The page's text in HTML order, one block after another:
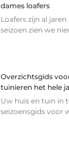
dames loafers
Loafers zijn al
seizoen zien we
Overzichtsgids
tuinieren het hele
Uw huis en tuin in
seizoensgids voor